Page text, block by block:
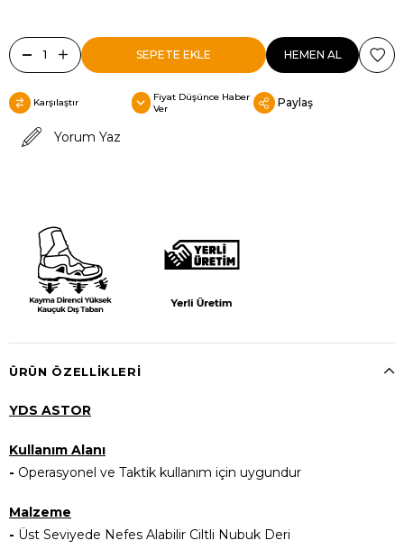
Karşılaştır
Fiyat Düşünce Haber
Ver
Paylaş
Yorum Yaz
ÜRÜN ÖZELLIKLERI
YDS ASTOR
Kullanım Alanı
- Operasyonel ve Taktik kullanım için uygundur
Malzeme
- Üst Seviyede Nefes Alabilir Ciltli Nubuk Deri